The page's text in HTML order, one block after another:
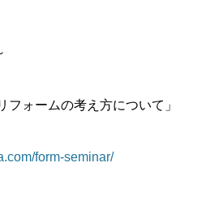
ォームの考え方について」
form-seminar/